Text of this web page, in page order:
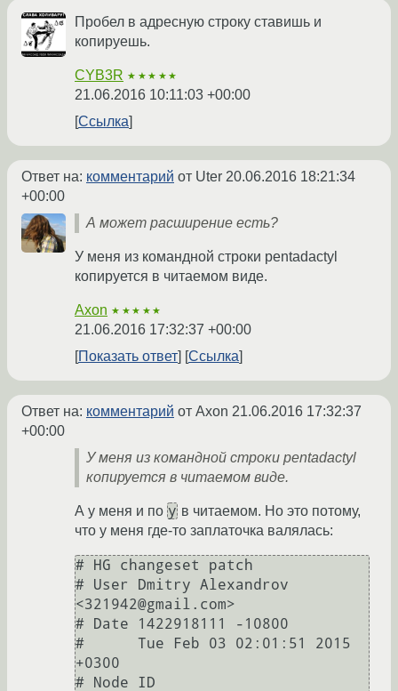
Пробел в адресную строку ставишь и
копируешь.
CYB3R ★★★★★
21.06.2016 10:11:03 +00:00
Ссылка
Ответ на: комментарий от Uter 20.06.2016 18:21:34
+00:00
А может расширение есть?
У меня из командной строки pentadactyl
копируется в читаемом виде.
Axon ★★★★★
21.06.2016 17:32:37 +00:00
Показать ответ
Ссылка
Ответ на: комментарий от Axon 21.06.2016 17:32:37
+00:00
У меня из командной строки pentadactyl
копируется в читаемом виде.
А у меня и по y в читаемом. Но это потому,
что у меня где-то заплаточка валялась:
# HG changeset patch
# User Dmitry Alexandrov
<321942@gmail.com>
# Date 1422918111 -10800
#      Tue Feb 03 02:01:51 2015
+0300
# Node ID